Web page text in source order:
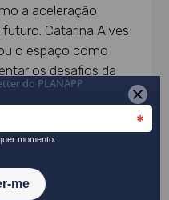
a aceleração
Catarina Alves
o espaço como
os desafios da
monitorização
autonomia
da
a necessidade
e a agricultura